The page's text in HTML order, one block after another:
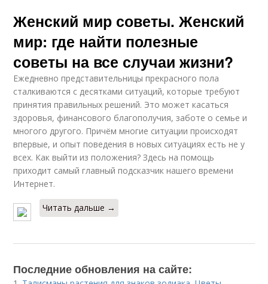
Женский мир советы. Женский
мир: где найти полезные
советы на все случаи жизни?
Ежедневно представительницы прекрасного пола
сталкиваются с десятками ситуаций, которые требуют
принятия правильных решений. Это может касаться
здоровья, финансового благополучия, заботе о семье и
многого другого. Причём многие ситуации происходят
впервые, и опыт поведения в новых ситуациях есть не у
всех. Как выйти из положения? Здесь на помощь
приходит самый главный подсказчик нашего времени
Интернет.
Читать дальше →
Последние обновления на сайте: